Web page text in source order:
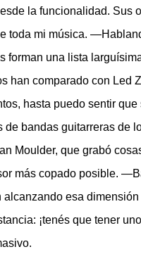
la funcionalidad. Sus
toda mi música.
una lista
han comparado con Led
hasta puedo sentir
bandas guitarreras de
Moulder, que grabó
más copado posible.
esa
¡tenés que tener